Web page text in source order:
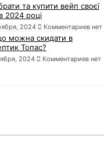
та купити вейп своєї
2024 році
2024 Комментариев нет
можна скидати в
Топас?
2024 Комментариев нет